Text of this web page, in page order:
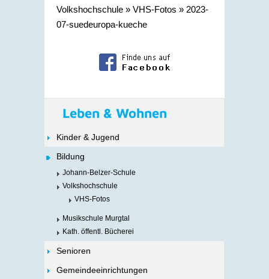
Volkshochschule » VHS-Fotos » 2023-
07-suedeuropa-kueche
Leben & Wohnen
Kinder & Jugend
Bildung
Johann-Belzer-Schule
Volkshochschule
VHS-Fotos
Musikschule Murgtal
Kath. öffentl. Bücherei
Senioren
Gemeindeeinrichtungen